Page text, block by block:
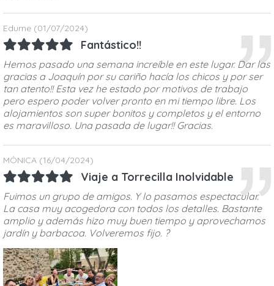
Edurne (01/07/2024)
Fantástico!!
Hemos pasado una semana increíble en este lugar. Dar las
gracias a Joaquín por su cariño hacía los chicos y por ser
tan atento!! Esta vez he estado por motivos de trabajo
pero espero poder volver pronto en mi tiempo libre. Los
alojamientos son super bonitos y completos y el entorno
es maravilloso. Una pasada de lugar!! Gracias.
MÓNICA (16/04/2024)
Viaje a Torrecilla Inolvidable
Fuimos un grupo de amigos. Y lo pasamos espectacular.
La casa muy acogedora con todos los detalles. Bastante
amplio y además hizo muy buen tiempo y aprovechamos
jardín y barbacoa. Volveremos fijo. ?